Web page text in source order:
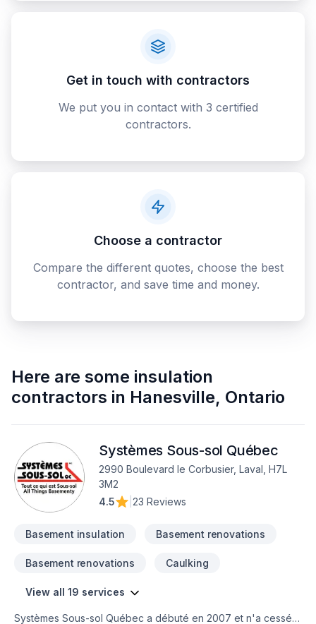
Get in touch with contractors
We put you in contact with 3 certified
contractors.
Choose a contractor
Compare the different quotes, choose the best
contractor, and save time and money.
Here are some insulation
contractors in Hanesville, Ontario
Systèmes Sous-sol Québec
2990 Boulevard le Corbusier, Laval, H7L
3M2
4.5
23 Reviews
Basement insulation Basement renovations
Basement renovations Caulking
View all 19 services
Systèmes Sous-sol Québec a débuté en 2007 et n'a cessé